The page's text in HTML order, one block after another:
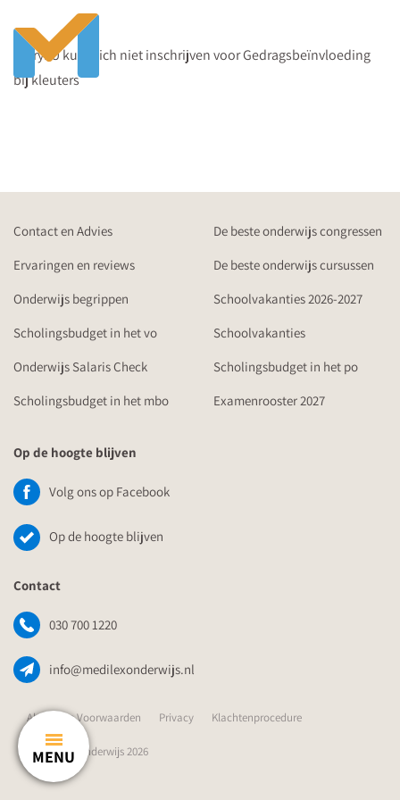
Sorry! U kunt zich niet inschrijven voor Gedragsbeïnvloeding
bij kleuters
Contact en Advies
De beste onderwijs congressen
Ervaringen en reviews
De beste onderwijs cursussen
Onderwijs begrippen
Schoolvakanties 2026-2027
Scholingsbudget in het vo
Schoolvakanties
Onderwijs Salaris Check
Scholingsbudget in het po
Scholingsbudget in het mbo
Examenrooster 2027
Op de hoogte blijven
Volg ons op Facebook
Op de hoogte blijven
Contact
030 700 1220
info@medilexonderwijs.nl
Algemene Voorwaarden Privacy Klachtenprocedure
© Medilex Onderwijs 2026
MENU